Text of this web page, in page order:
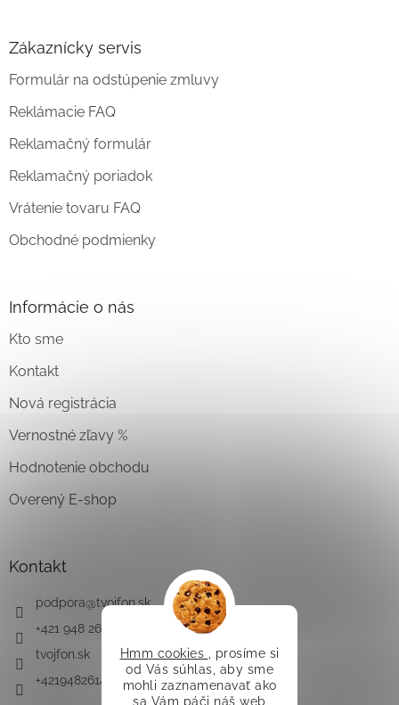
Hmm cookies
, prosíme si
od Vás súhlas, aby sme
mohli zaznamenavať ako
sa Vám páči náš web
Zákaznícky servis
Formulár na odstúpenie zmluvy
Reklámacie FAQ
Reklamačný formulár
Reklamačný poriadok
Vrátenie tovaru FAQ
Obchodné podmienky
Informácie o nás
Kto sme
Kontakt
Nová registrácia
Vernostné zľavy %
Hodnotenie obchodu
Overený E-shop
Kontakt
podpora@tvojfon.sk
+421 948 261 491
tvojfon.sk
+421948261491